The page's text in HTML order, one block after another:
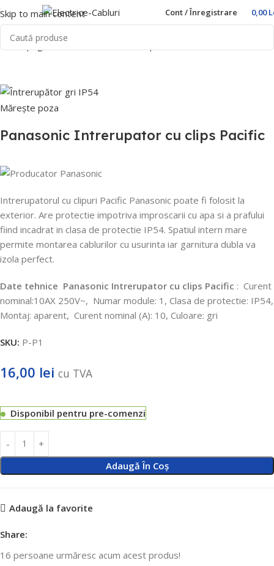
Skip to main content Cont / Înregistrare 0,00
Prima pagină
Mărește poza
Panasonic Intrerupator cu clips Pacific
Intrerupatorul cu clipuri Pacific Panasonic poate fi folosit la
exterior. Are protectie impotriva improscarii cu apa si a prafului
fiind incadrat in clasa de protectie IP54. Spatiul intern mare
permite montarea cablurilor cu usurinta iar garnitura dubla va
izola perfect.
Date tehnice Panasonic Intrerupator cu clips Pacific : Curent
nominal:10AX 250V~, Numar module: 1, Clasa de protectie: IP54,
Montaj: aparent, Curent nominal (A): 10, Culoare: gri
SKU: P-P1
16,00 lei cu TVA
Disponibil pentru pre-comenzi
Adaugă În Coș
Adaugă la favorite
Share:
16 persoane urmăresc acum acest produs!